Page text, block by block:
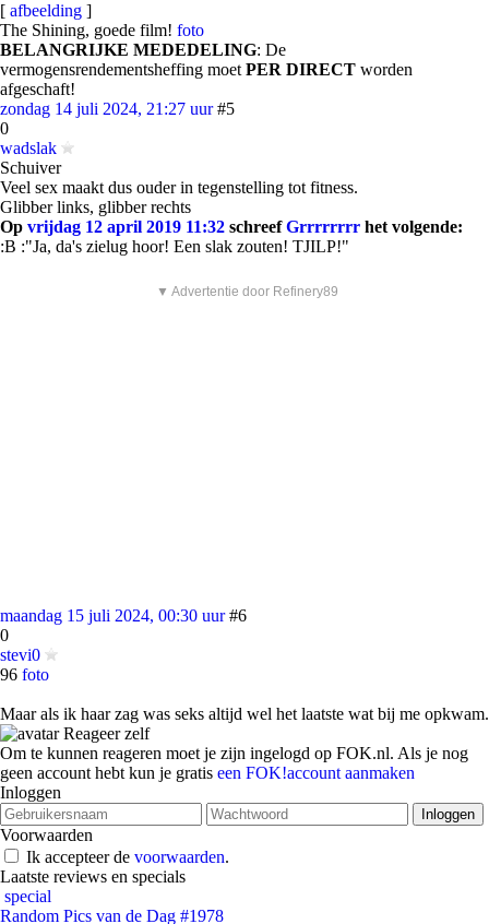
[ afbeelding ]
The Shining, goede film! foto
BELANGRIJKE MEDEDELING: De
vermogensrendementsheffing moet PER DIRECT worden
afgeschaft!
zondag 14 juli 2024, 21:27 uur #5
0
wadslak
Schuiver
Veel sex maakt dus ouder in tegenstelling tot fitness.
Glibber links, glibber rechts
Op vrijdag 12 april 2019 11:32 schreefGrrrrrrrr het volgende:
:B :"Ja, da's zielug hoor! Een slak zouten! TJILP!"
▼ Advertentie door Refinery89
maandag 15 juli 2024, 00:30 uur #6
0
stevi0
96 foto
Maar als ik haar zag was seks altijd wel het laatste wat bij me opkwam.
Reageer zelf
Om te kunnen reageren moet je zijn ingelogd op FOK.nl. Als je nog
geen account hebt kun je gratis een FOK!account aanmaken
Inloggen
Voorwaarden
Ik accepteer de voorwaarden.
Laatste reviews en specials
special
Random Pics van de Dag #1978